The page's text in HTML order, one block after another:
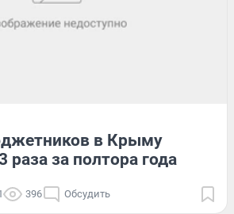
в Крыму
раза за полтора года
396 Обсудить